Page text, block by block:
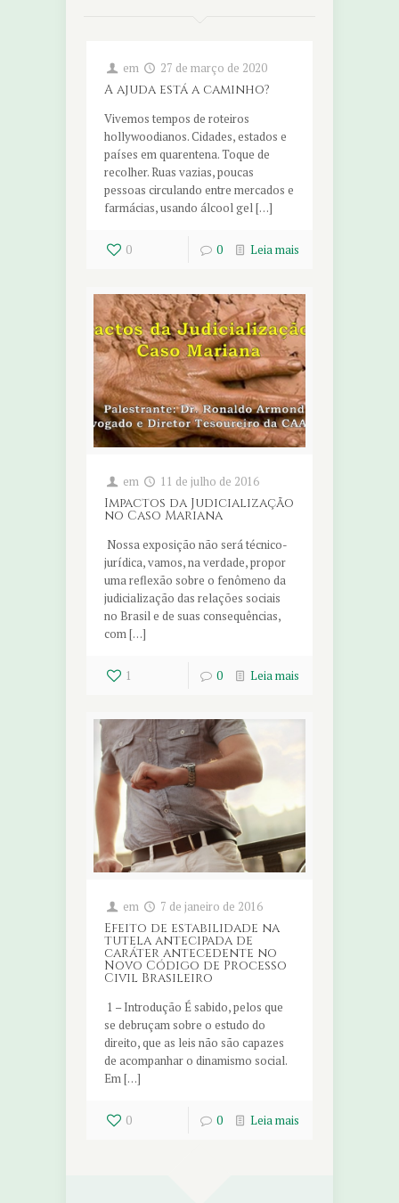
em 27 de março de 2020
A ajuda está a caminho?
Vivemos tempos de roteiros
hollywoodianos. Cidades, estados e
países em quarentena. Toque de
recolher. Ruas vazias, poucas
pessoas circulando entre mercados e
farmácias, usando álcool gel […]
0 0 Leia mais
em 11 de julho de 2016
Impactos da Judicialização
no Caso Mariana
Nossa exposição não será técnico-
jurídica, vamos, na verdade, propor
uma reflexão sobre o fenômeno da
judicialização das relações sociais
no Brasil e de suas consequências,
com […]
1 0 Leia mais
em 7 de janeiro de 2016
Efeito de estabilidade na
tutela antecipada de
caráter antecedente no
Novo Código de Processo
Civil Brasileiro
1 – Introdução É sabido, pelos que
se debruçam sobre o estudo do
direito, que as leis não são capazes
de acompanhar o dinamismo social.
Em […]
0 0 Leia mais